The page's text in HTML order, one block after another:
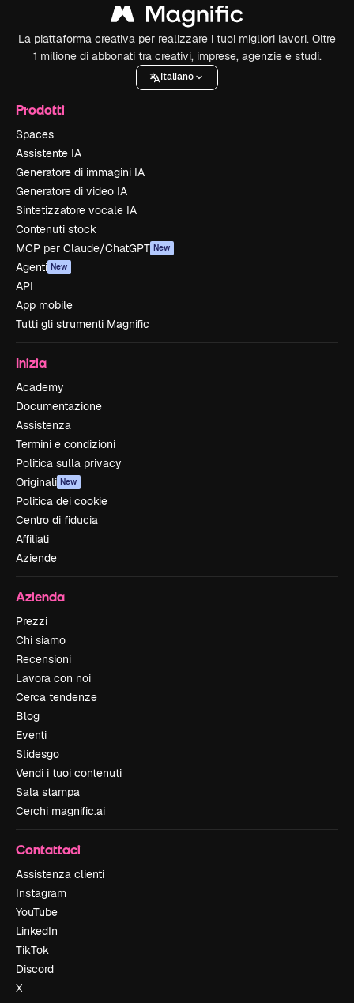
La piattaforma creativa per realizzare i tuoi migliori lavori. Oltre
1 milione di abbonati tra creativi, imprese, agenzie e studi.
Italiano
Prodotti
Spaces
Assistente IA
Generatore di immagini IA
Generatore di video IA
Sintetizzatore vocale IA
Contenuti stock
MCP per Claude/ChatGPT New
Agenti New
API
App mobile
Tutti gli strumenti Magnific
Inizia
Academy
Documentazione
Assistenza
Termini e condizioni
Politica sulla privacy
Originali New
Politica dei cookie
Centro di fiducia
Affiliati
Aziende
Azienda
Prezzi
Chi siamo
Recensioni
Lavora con noi
Cerca tendenze
Blog
Eventi
Slidesgo
Vendi i tuoi contenuti
Sala stampa
Cerchi magnific.ai
Contattaci
Assistenza clienti
Instagram
YouTube
LinkedIn
TikTok
Discord
X